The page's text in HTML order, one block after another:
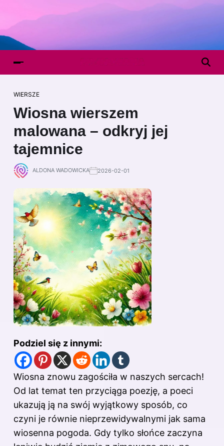
WIERSZE
Wiosna wierszem
malowana – odkryj jej
tajemnice
ALDONA WADOWICKA 2026-02-01
Podziel się z innymi:
Wiosna znowu zagościła w naszych sercach!
Od lat temat ten przyciąga poezję, a poeci
ukazują ją na swój wyjątkowy sposób, co
czyni je równie nieprzewidywalnymi jak sama
wiosenna pogoda. Gdy tylko słońce zaczyna